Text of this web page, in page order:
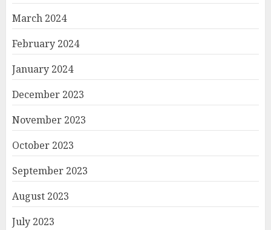
March 2024
February 2024
January 2024
December 2023
November 2023
October 2023
September 2023
August 2023
July 2023